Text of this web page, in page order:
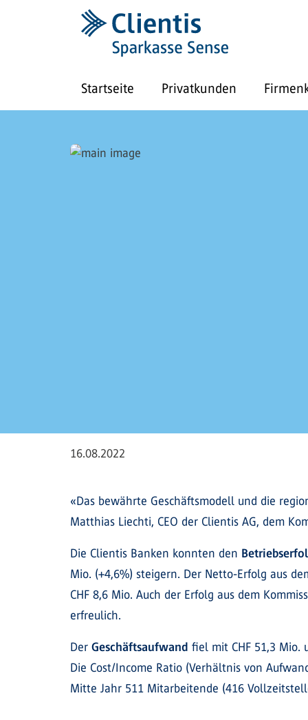
Startseite Privatkunden
16.08.2022
«Das bewährte Geschäftsmodell und die
Matthias Liechti, CEO der Clientis AG, dem
Die Clientis Banken konnten den
Mio. (+4,6%) steigern. Der Netto-Erfolg aus
CHF 8,6 Mio. Auch der Erfolg aus dem
erfreulich.
Der Geschäftsaufwand fiel mit CHF 51,3 Mio.
Die Cost/Income Ratio (Verhältnis von
Mitte Jahr 511 Mitarbeitende (416